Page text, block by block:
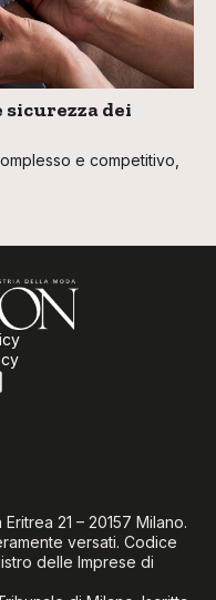
dei
e competitivo,
21 – 20157 Milano.
versati. Codice
delle Imprese di